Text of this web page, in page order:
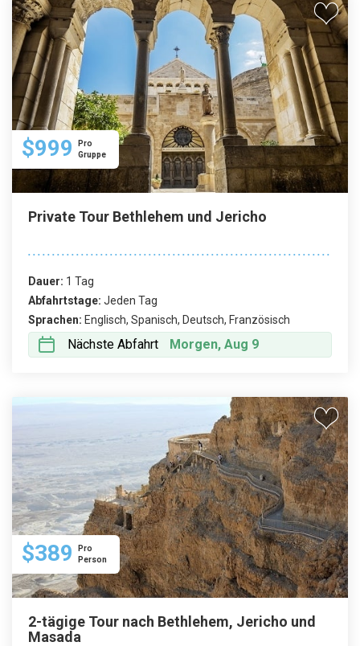
$999
Pro
Gruppe
Private Tour Bethlehem und Jericho
Dauer: 1 Tag
Abfahrtstage: Jeden Tag
Sprachen: Englisch, Spanisch, Deutsch, Französisch
Nächste Abfahrt Morgen, Aug 9
$389
Pro
Person
2-tägige Tour nach Bethlehem, Jericho und
Masada